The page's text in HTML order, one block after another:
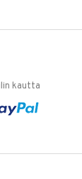
kautta